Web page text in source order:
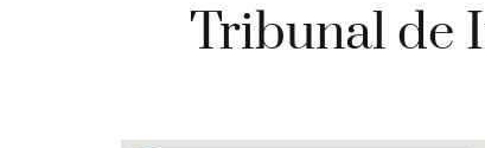
Tribunal de